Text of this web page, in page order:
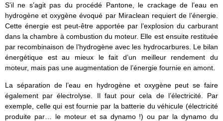
S’il ne s’agit pas du procédé Pantone, le crackage de l’eau en
hydrogène et oxygène évoqué par Miraclean requiert de l’énergie.
Cette énergie est peut-être apportée par l’explosion du carburant
dans la chambre à combustion du moteur. Elle est ensuite restituée
par recombinaison de l’hydrogène avec les hydrocarbures. Le bilan
énergétique est au mieux le fait d’un meilleur rendement du
moteur, mais pas une augmentation de l’énergie fournie en amont.
La séparation de l’eau en hydrogène et oxygène peut se faire
également par électrolyse. Il faut pour cela de l’électricité. Par
exemple, celle qui est fournie par la batterie du véhicule (électricité
produite par… le moteur et sa dynamo !) ou par la dynamo du